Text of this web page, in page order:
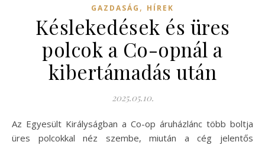
GAZDASÁG , HÍREK
Késlekedések és üres
polcok a Co-opnál a
kibertámadás után
2025.05.10.
Az Egyesült Királyságban a Co-op áruházlánc több boltja
üres polcokkal néz szembe, miután a cég jelentős